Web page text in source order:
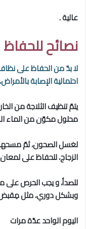
عالية .
نصائح
لا بدّ من الحفاظ على
احتمالية الإصابة
يتمّ تنظيف الثلاجة من
محلول مكوّن من الماء
لغسل الصحون، ثمّ
الزجاج، للحفاظ على لمعان
للصدأ، و يجب الحرص على
وبشكل دوري، مثل مِقبض
اليومالواحد عدّة مرات